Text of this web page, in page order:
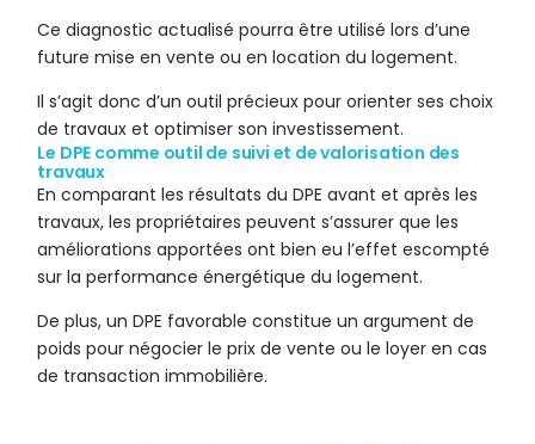
Ce diagnostic actualisé pourra être utilisé lors d’une
future mise en vente ou en location du logement.
Il s’agit donc d’un outil précieux pour orienter ses choix
de travaux et optimiser son investissement.
Le DPE comme outil de suivi et de valorisation des
travaux
En comparant les résultats du DPE avant et après les
travaux, les propriétaires peuvent s’assurer que les
améliorations apportées ont bien eu l’effet escompté
sur la performance énergétique du logement.
De plus, un DPE favorable constitue un argument de
poids pour négocier le prix de vente ou le loyer en cas
de transaction immobilière.